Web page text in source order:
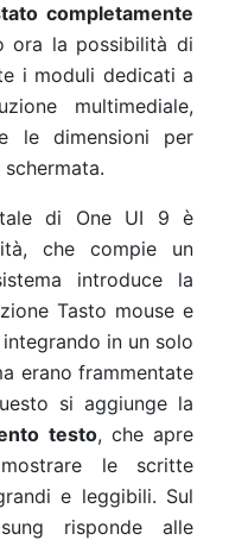
completamente
ora la possibilità di
i moduli dedicati a
multimediale,
le dimensioni per
di One UI 9 è
che compie un
introduce la
Tasto mouse e
in un solo
erano frammentate
si aggiunge la
testo, che apre
le scritte
e leggibili. Sul
risponde alle